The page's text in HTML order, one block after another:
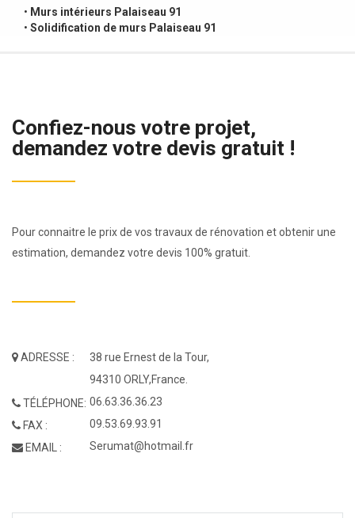
• Murs intérieurs Palaiseau 91
• Solidification de murs Palaiseau 91
Confiez-nous votre projet,
demandez votre devis gratuit !
Pour connaitre le prix de vos travaux de rénovation et obtenir une
estimation, demandez votre devis 100% gratuit.
ADRESSE :
TÉLÉPHONE:
FAX :
EMAIL :
38 rue Ernest de la Tour,
94310 ORLY,France.
06.63.36.36.23
09.53.69.93.91
Serumat@hotmail.fr